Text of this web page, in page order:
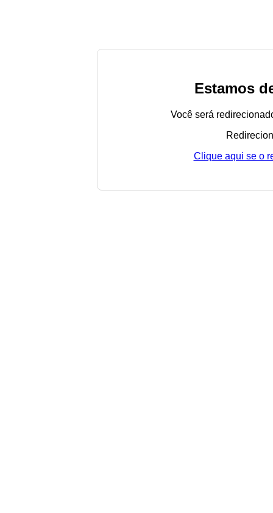
Estamos
Você será
Clique aqui se o